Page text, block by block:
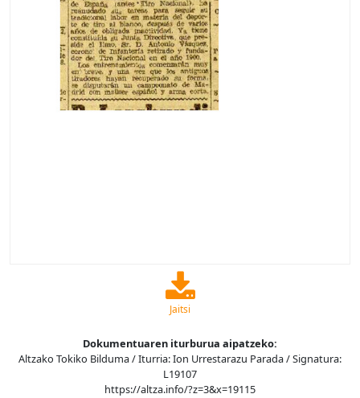
Jaitsi
Dokumentuaren iturburua aipatzeko:
Altzako Tokiko Bilduma / Iturria: Ion Urrestarazu Parada / Signatura:
L19107
https://altza.info/?z=3&x=19115